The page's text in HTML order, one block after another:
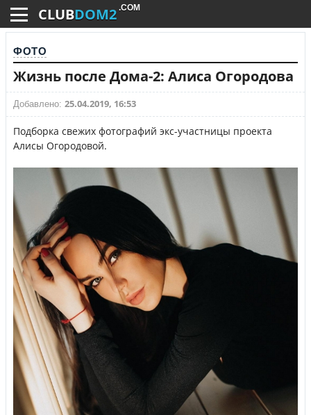
CLUBDOM2 .COM
ФОТО
Жизнь после Дома-2: Алиса Огородова
Добавлено: 25.04.2019, 16:53
Подборка свежих фотографий экс-участницы проекта
Алисы Огородовой.